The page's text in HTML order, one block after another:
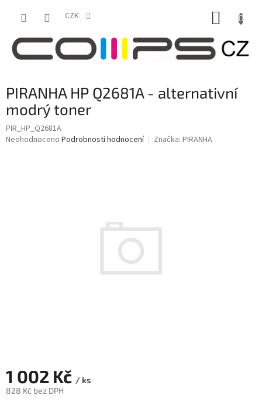
CZK
PIRANHA HP Q2681A - alternativní
modrý toner
PIR_HP_Q2681A
Průměrné
Neohodnoceno Podrobnosti hodnocení Značka: PIRANHA
1 002 Kč / ks
828 Kč bez DPH